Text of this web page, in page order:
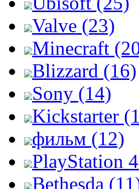
Valve (23)
Minecraft
Blizzard (16)
Sony (14)
Kickstarter
фильм (12)
PlayStation
Bethesda